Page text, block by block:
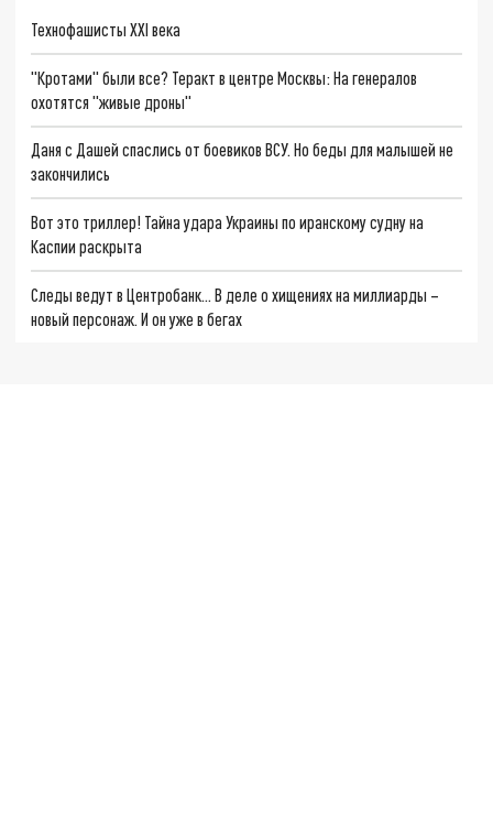
Технофашисты XXI века
"Кротами" были все? Теракт в центре Москвы: На генералов
охотятся "живые дроны"
Даня с Дашей спаслись от боевиков ВСУ. Но беды для малышей не
закончились
Вот это триллер! Тайна удара Украины по иранскому судну на
Каспии раскрыта
Следы ведут в Центробанк… В деле о хищениях на миллиарды –
новый персонаж. И он уже в бегах